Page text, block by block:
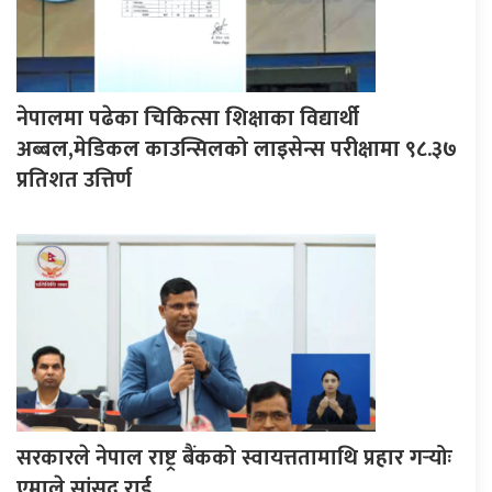
नेपालमा पढेका चिकित्सा शिक्षाका विद्यार्थी
अब्बल,मेडिकल काउन्सिलको लाइसेन्स परीक्षामा ९८.३७
प्रतिशत उत्तिर्ण
सरकारले नेपाल राष्ट्र बैंकको स्वायत्ततामाथि प्रहार गर्‍योः